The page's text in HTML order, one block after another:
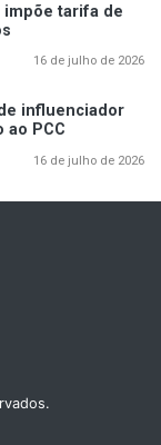
impõe tarifa de
16 de julho de 2026
influenciador
ao PCC
16 de julho de 2026